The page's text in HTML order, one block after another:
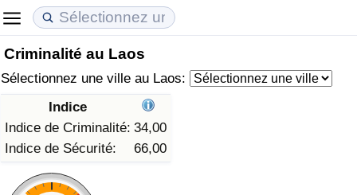
Criminalité au Laos
Sélectionnez une ville au Laos:
Indice
Indice de Criminalité: 34,00
Indice de Sécurité:
66,00
Coût de la vie
Indice du Coût de la Vie (Actuel)
Indice du Coût de la Vie
Indice du coût de la vie par pays
Prix de l'immobilier
Indice des Prix de l'immobilier (Actuel)
Indice des Prix de l'immobilier
Indice des Prix de l'immobilier par Pays
Qualité de Vie
Indice de Qualité de Vie
Indice de Qualité de Vie (Actuel)
Indice de qualité de vie par pays